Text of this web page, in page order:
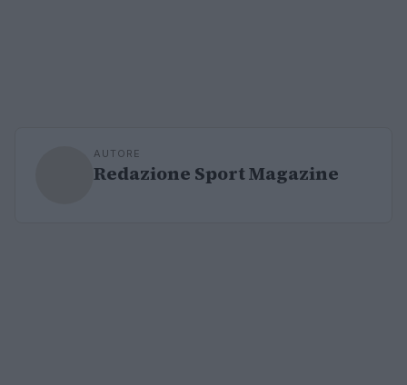
AUTORE
Redazione Sport Magazine